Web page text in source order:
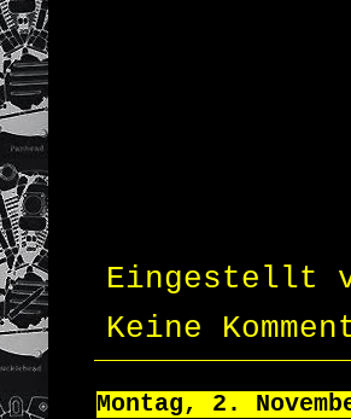
Eingestellt
Keine
Montag, 2.